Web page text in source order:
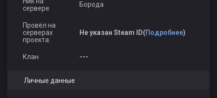
сервере
Борода
Провёл на
серверах
проекта:
Не указан Steam ID(Подробнее)
Клан ---
Личные данные